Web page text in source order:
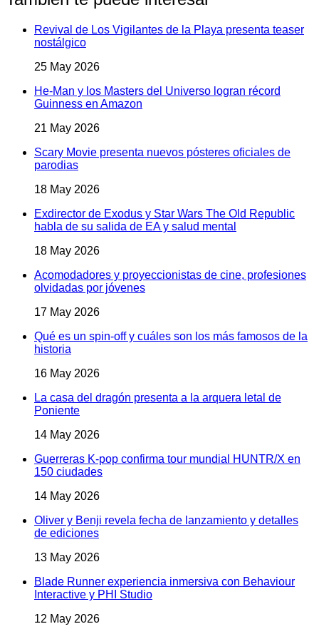
Revival de Los Vigilantes de la Playa presenta teaser
nostálgico
25 May 2026
He-Man y los Masters del Universo logran récord
Guinness en Amazon
21 May 2026
Scary Movie presenta nuevos pósteres oficiales de
parodias
18 May 2026
Exdirector de Exodus y Star Wars The Old Republic
habla de su salida de EA y salud mental
18 May 2026
Acomodadores y proyeccionistas de cine, profesiones
olvidadas por jóvenes
17 May 2026
Qué es un spin-off y cuáles son los más famosos de la
historia
16 May 2026
La casa del dragón presenta a la arquera letal de
Poniente
14 May 2026
Guerreras K-pop confirma tour mundial HUNTR/X en
150 ciudades
14 May 2026
Oliver y Benji revela fecha de lanzamiento y detalles
de ediciones
13 May 2026
Blade Runner experiencia inmersiva con Behaviour
Interactive y PHI Studio
12 May 2026